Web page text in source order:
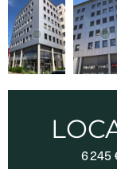
6 245